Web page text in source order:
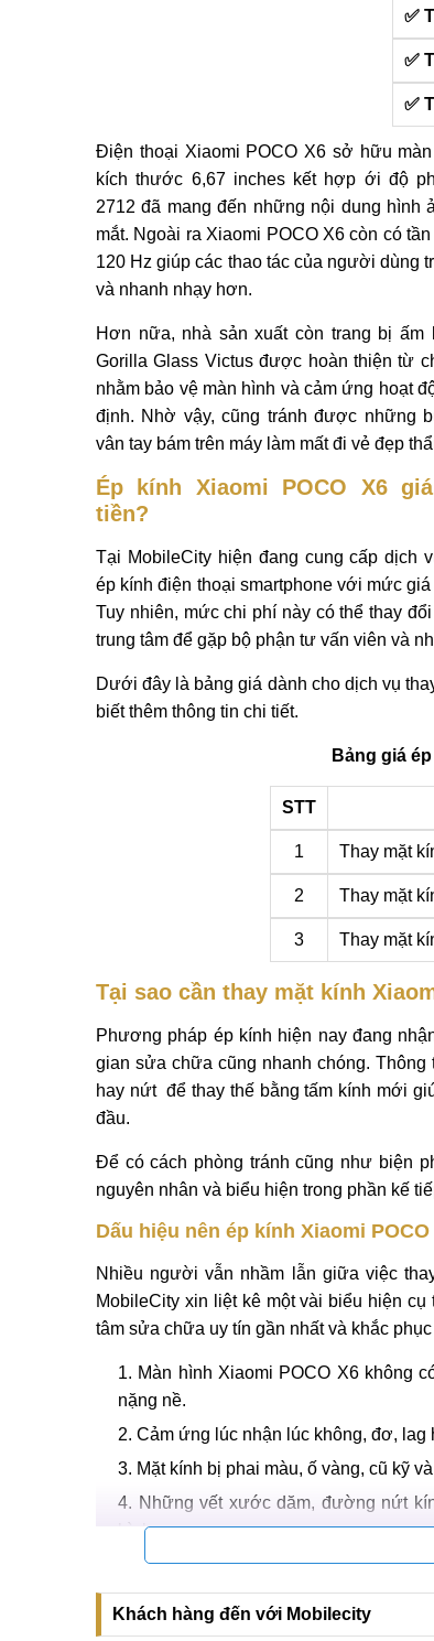
✅
✅
✅
Điện thoại Xiaomi POCO X6 sở hữu màn
kích thước 6,67 inches kết hợp ới độ
2712 đã mang đến những nội dung hình
mắt. Ngoài ra Xiaomi POCO X6 còn có
120 Hz giúp các thao tác của người dùng
và nhanh nhạy hơn.
Hơn nữa, nhà sản xuất còn trang bị
Gorilla Glass Victus được hoàn thiện từ
nhằm bảo vệ màn hình và cảm ứng hoạt
định. Nhờ vậy, cũng tránh được những
vân tay bám trên máy làm mất đi vẻ đẹp
Ép kính Xiaomi POCO X6
tiền?
Tại MobileCity hiện đang cung cấp dịch
ép kính điện thoại smartphone với mức
Tuy nhiên, mức chi phí này có thể thay
trung tâm để gặp bộ phận tư vấn viên và
Dưới đây là bảng giá dành cho dịch vụ
biết thêm thông tin chi tiết.
Bảng giá
STT
1 Thay mặt
2 Thay mặt
3 Thay mặt
Tại sao cần thay mặt kính
Phương pháp ép kính hiện nay đang
gian sửa chữa cũng nhanh chóng.
hay nứt để thay thế bằng tấm kính mới
đầu.
Để có cách phòng tránh cũng như biện
nguyên nhân và biểu hiện trong phần kế
Dấu hiệu nên ép kính Xiaomi POCO
Nhiều người vẫn nhầm lẫn giữa việc
MobileCity xin liệt kê một vài biểu hiện
tâm sửa chữa uy tín gần nhất và khắc phục
Màn hình Xiaomi POCO X6 không
nặng nề.
Cảm ứng lúc nhận lúc không, đơ, lag
Mặt kính bị phai màu, ố vàng, cũ kỹ
Những vết xước dăm, đường nứt
hình.
Khách hàng đến với Mobilecity